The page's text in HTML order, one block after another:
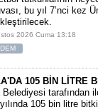
bu yıl 7’nci kez
2026 Cuma 13:18
105 BİN LİTRE
tarafından
105 bin litre